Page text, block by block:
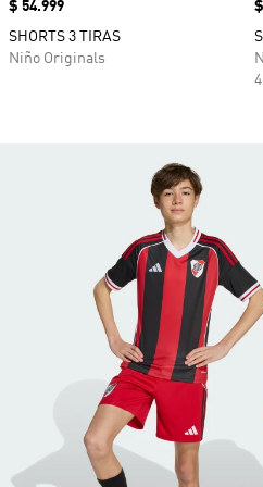
Precio
$ 54.999
SHORTS 3 TIRAS
Niño Originals